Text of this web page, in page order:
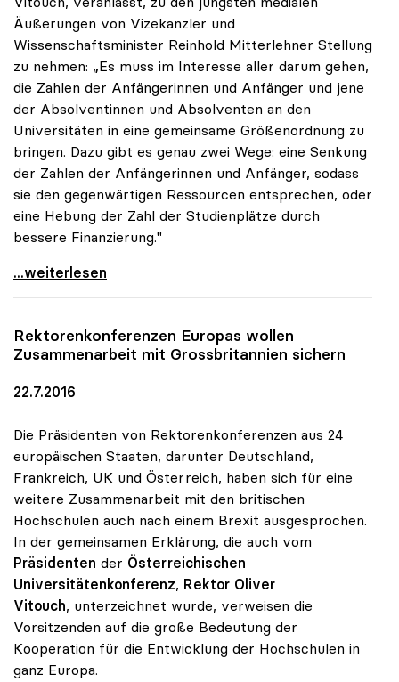
Äußerungen von Vizekanzler und
Wissenschaftsminister Reinhold Mitterlehner Stellung
zu nehmen: „Es muss im Interesse aller darum gehen,
die Zahlen der Anfängerinnen und Anfänger und jene
der Absolventinnen und Absolventen an den
Universitäten in eine gemeinsame Größenordnung zu
bringen. Dazu gibt es genau zwei Wege: eine Senkung
der Zahlen der Anfängerinnen und Anfänger, sodass
sie den gegenwärtigen Ressourcen entsprechen, oder
eine Hebung der Zahl der Studienplätze durch
bessere Finanzierung."
uniko: Entweder Anfängerzahlen senken oder mehr
...weiterlesen
Rektorenkonferenzen Europas wollen
Zusammenarbeit mit Grossbritannien sichern
22.7.2016
Die Präsidenten von Rektorenkonferenzen aus 24
europäischen Staaten, darunter Deutschland,
Frankreich, UK und Österreich, haben sich für eine
weitere Zusammenarbeit mit den britischen
Hochschulen auch nach einem Brexit ausgesprochen.
In der gemeinsamen Erklärung, die auch vom
Präsidenten der Österreichischen
Universitätenkonferenz, Rektor Oliver
Vitouch, unterzeichnet wurde, verweisen die
Vorsitzenden auf die große Bedeutung der
Kooperation für die Entwicklung der Hochschulen in
ganz Europa.